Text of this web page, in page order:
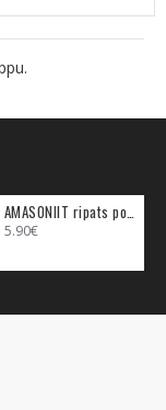
5.90€